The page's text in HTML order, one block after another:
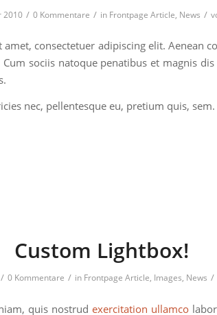
2010 / 0 Kommentare / in Frontpage Article, News /
consectetuer adipiscing elit. Aenean
Cum sociis natoque penatibus et magnis
nec, pellentesque eu, pretium quis, sem.
Custom Lightbox!
/ 0 Kommentare / in Frontpage Article, Images, News /
quis nostrud exercitation ullamco